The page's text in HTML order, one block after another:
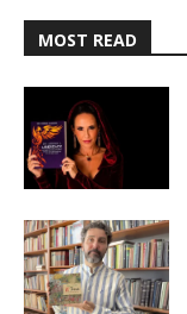
MOST READ